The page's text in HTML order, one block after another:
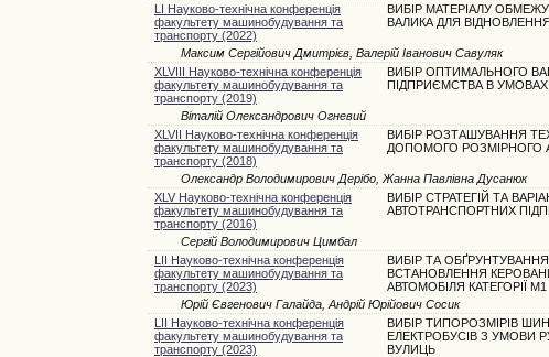
LI Науково-технічна конференція
факультету машинобудування та
транспорту (2022)
ВИБІР МАТЕРІАЛУ
ВАЛИКА ДЛЯ
Максим Сергійович Дмитрієв, Валерій Іванович Савуляк
XLVIII Науково-технічна конференція
факультету машинобудування та
транспорту (2019)
ВИБІР ОПТИМАЛЬНОГО
ПІДПРИЄМСТВА В
Віталій Олександрович Огневий
XLVII Науково-технічна конференція
факультету машинобудування та
транспорту (2018)
ВИБІР РОЗТАШУВАННЯ
ДОПОМОГО РОЗМІРНОГО
Олександр Володимирович Дерібо, Жанна Павлівна Дусанюк
XLV Науково-технічна конференція
факультету машинобудування та
транспорту (2016)
ВИБІР СТРАТЕГІЙ ТА
АВТОТРАНСПОРТНИХ
Сергій Володимирович Цимбал
LII Науково-технічна конференція
факультету машинобудування та
транспорту (2023)
ВИБІР ТА
ВСТАНОВЛЕННЯ
АВТОМОБІЛЯ КАТЕГОРІЇ М1
Юрій Євгенович Галайда, Андрій Юрійович Сосик
LII Науково-технічна конференція
факультету машинобудування та
транспорту (2023)
ВИБІР ТИПОРОЗМІРІВ
ЕЛЕКТРОБУСІВ З УМОВИ
ВУЛИЦЬ